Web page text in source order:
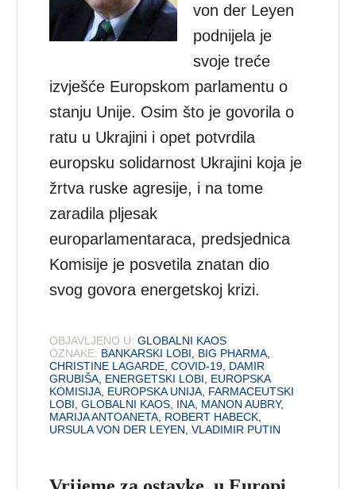
von der Leyen
podnijela je
svoje treće
izvješće Europskom parlamentu o
stanju Unije. Osim što je govorila o
ratu u Ukrajini i opet potvrdila
europsku solidarnost Ukrajini koja je
žrtva ruske agresije, i na tome
zaradila pljesak
europarlamentaraca, predsjednica
Komisije je posvetila znatan dio
svog govora energetskoj krizi.
OBJAVLJENO U: GLOBALNI KAOS
OZNAKE: BANKARSKI LOBI BIG PHARMA
CHRISTINE LAGARDE ,COVID-19 DAMIR
GRUBIŠA ENERGETSKI LOBI
EUROPSKA
KOMISIJA EUROPSKA UNIJA FARMACEUTSKI
LOBI ,GLOBALNI KAOS INA MANON AUBRY,
MARIJA ANTOANETA ROBERT HABECK
URSULA VON DER LEYEN ,VLADIMIR PUTIN